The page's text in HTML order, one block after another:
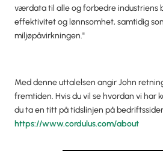
værdata til alle og forbedre industriens
effektivitet og lønnsomhet, samtidig
miljøpåvirkningen."
Med denne uttalelsen angir John
fremtiden. Hvis du vil se hvordan vi har
du ta en titt på tidslinjen på
https://www.cordulus.com/about